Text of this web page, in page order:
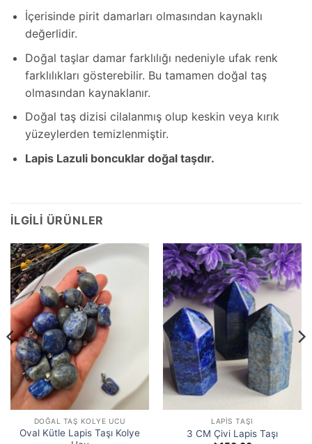
İçerisinde pirit damarları olmasından kaynaklı
değerlidir.
Doğal taşlar damar farklılığı nedeniyle ufak renk
farklılıkları gösterebilir. Bu tamamen doğal taş
olmasından kaynaklanır.
Doğal taş dizisi cilalanmış olup keskin veya kırık
yüzeylerden temizlenmiştir.
Lapis Lazuli boncuklar doğal taşdır.
İLGILI ÜRÜNLER
DOĞAL TAŞ KOLYE UCU
Oval Kütle Lapis Taşı Kolye
LAPIS TAŞI
3 CM Çivi Lapis Taşı